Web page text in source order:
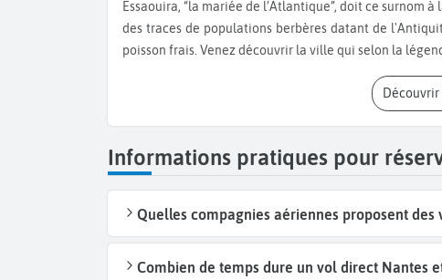
Essaouira, “la mariée de l’Atlantique”, doit ce surnom à la beauté de ses murs blanchis à la chaux. On y retrouve
des traces de populations berbères datant de
poisson frais. Venez découvrir la ville qui selon la
Informations pratiques pour
Quelles compagnies aériennes proposent des
Combien de temps dure un vol direct Nantes